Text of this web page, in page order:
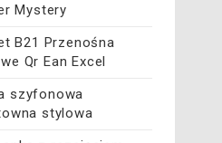
Mystery
B21 Przenośna
Qr Ean Excel
szyfonowa
stylowa